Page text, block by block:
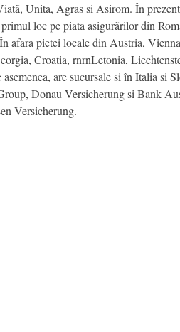
Unita, Agras si Asirom. În
loc pe piata asigurãrilor din
afara pietei locale din Austria,
Croatia, rnrnLetonia,
are sucursale si în Italia si
Donau Versicherung si Bank
Versicherung.